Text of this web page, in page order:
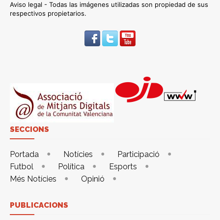
Aviso legal - Todas las imágenes utilizadas son propiedad de sus
respectivos propietarios.
SECCIONS
Portada Notícies
Participació
Futbol
Política
Esports
Més Notícies
Opinió
PUBLICACIONS